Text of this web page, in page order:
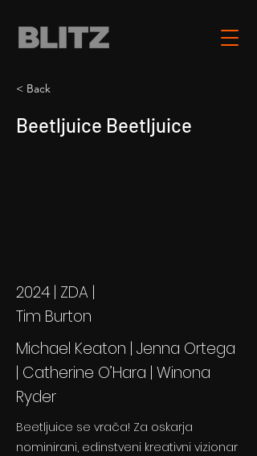
< Back
Beetljuice Beetljuice
2024 | ZDA |
Tim Burton
Michael Keaton | Jenna Ortega
| Catherine O’Hara | Winona
Ryder
Beetljuice se vrača! Za oskarja
nominirani, edinstveni kreativni vizionar